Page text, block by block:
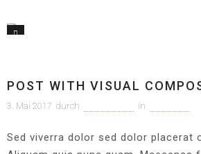
1
POST WITH VISUAL
3. Mai 2017 durch in
Sed viverra dolor sed dolor placerat